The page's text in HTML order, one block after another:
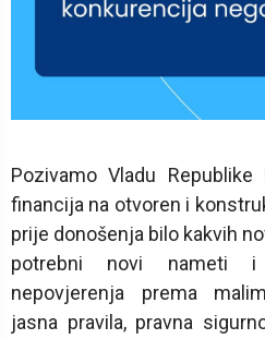
Pozivamo Vladu
financija na otvoren i
prije donošenja bilo kakvih
potrebni novi nameti i
nepovjerenja prema
jasna pravila, pravna